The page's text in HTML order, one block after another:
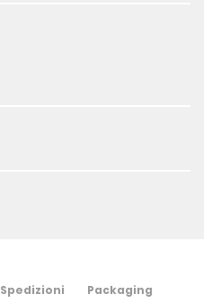
Spedizioni Packaging